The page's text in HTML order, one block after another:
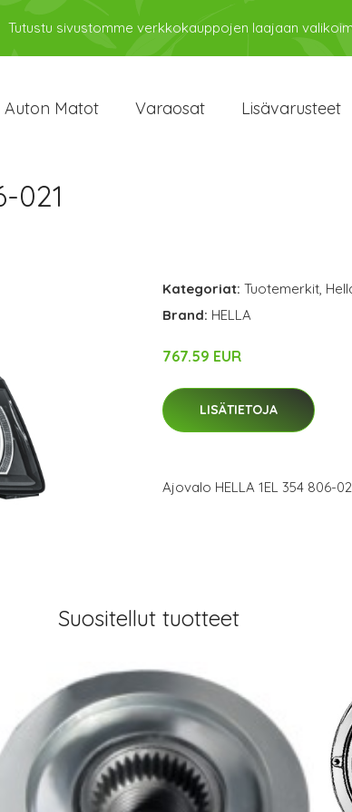
Tutustu sivustomme verkkokauppojen laajaan
Auton Matot Varaosat Lisävarusteet
021
Kategoriat: Tuotemerkit,
Brand: HELLA
767.59 EUR
LISÄTIETOJA
Ajovalo HELLA 1EL 354 806-
Suositellut tuotteet